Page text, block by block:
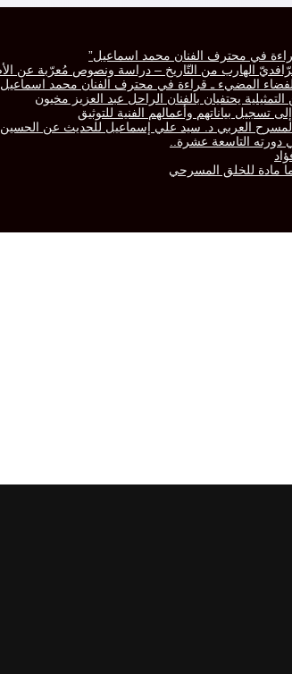
قراءة في محترف الفنان محمد اسماعيل”
الرّافديّ الهارب من التّاريخ – دراسة ونصوص مُعرّبة عن
المضيء ـ قراءة في محترف الفنان محمد
يحتفيان بالفنان الراحل عبد العزيز مخيون
تسجيل بياناتهم وأعمالهم الفنية للتوثيق
العربي د. سيد علي إسماعيل للحديث عن
مادة للخلق المسرحي